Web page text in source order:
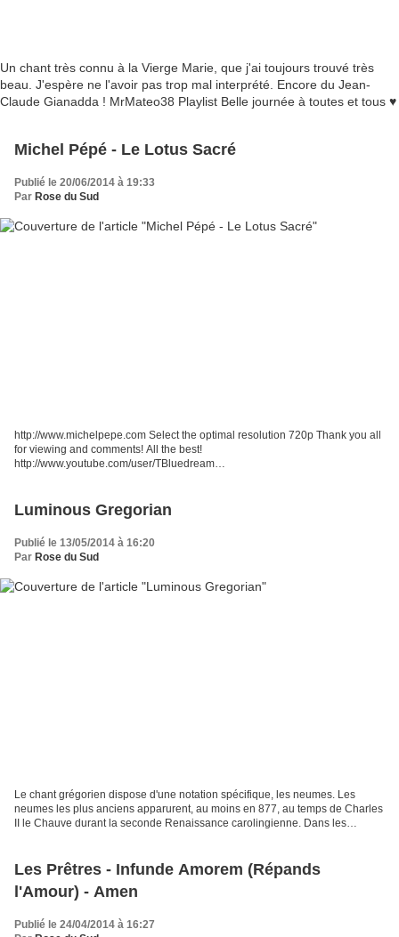
Un chant très connu à la Vierge Marie, que j'ai toujours trouvé très
beau. J'espère ne l'avoir pas trop mal interprété. Encore du Jean-
Claude Gianadda ! MrMateo38 Playlist Belle journée à toutes et tous ♥
Michel Pépé - Le Lotus Sacré
Publié le 20/06/2014 à 19:33
Par Rose du Sud
http://www.michelpepe.com Select the optimal resolution 720p Thank you all
for viewing and comments! All the best!
http://www.youtube.com/user/TBluedream
Luminous Gregorian
Publié le 13/05/2014 à 16:20
Par Rose du Sud
Le chant grégorien dispose d'une notation spécifique, les neumes. Les
neumes les plus anciens apparurent, au moins en 877, au temps de Charles
II le Chauve durant la seconde Renaissance carolingienne. Dans les
Les Prêtres - Infunde Amorem (Répands
l'Amour) - Amen
Publié le 24/04/2014 à 16:27